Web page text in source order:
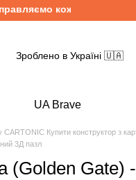
кожен день з
Зроблено в Україні 🇺🇦
UA Brave
CARTONIC Купити конструктор з
3Д пазл
(Golden Gate) -